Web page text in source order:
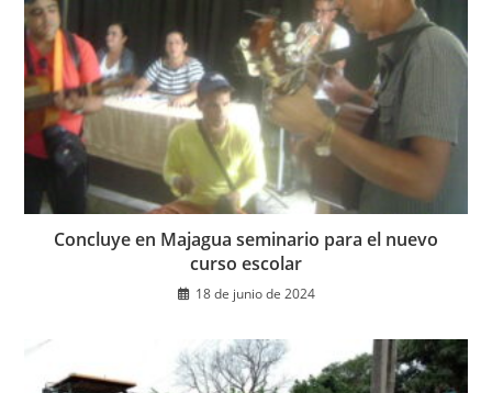
Concluye en Majagua seminario para el nuevo
curso escolar
18 de junio de 2024